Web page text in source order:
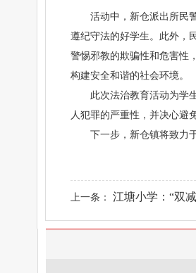
活动中，新仓派出所民
遵纪守法的好学生。此外，
警惕邪教的欺骗性和危害性
构建安全和谐的社会环境。
此次法治教育活动为学
人犯罪的严重性，并决心避
下一步，新仓镇将致力
上一条： 江塘小学：“双